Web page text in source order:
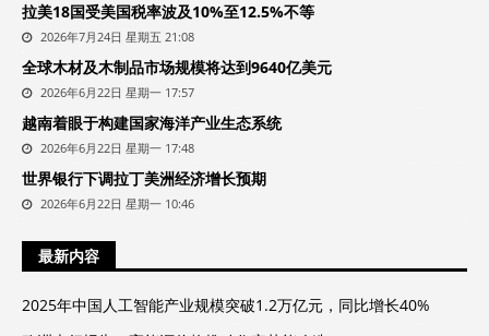
拉美18国受美国税率波及10%至12.5%不等
2026年7月24日 星期五 21:08
全球木材及木制品市场规模将达到9640亿美元
2026年6月22日 星期一 17:57
越南着眼于构建国家海洋产业生态系统
2026年6月22日 星期一 17:48
世界银行下调拉丁美洲经济增长预期
2026年6月22日 星期一 10:46
最新内容
2025年中国人工智能产业规模突破1.2万亿元，同比增长40%